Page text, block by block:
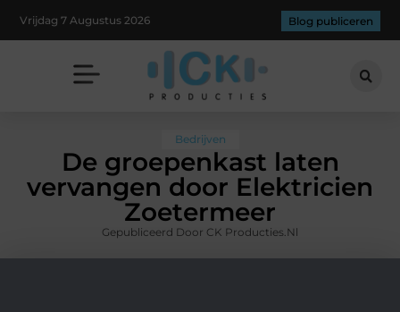
Vrijdag 7 Augustus 2026 Blog publiceren
Bedrijven
De groepenkast laten
vervangen door Elektricien
Zoetermeer
Gepubliceerd Door CK Producties.nl